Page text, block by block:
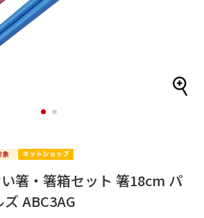
1 2
箸・箸箱セット 箸18cm パ
ABC3AG